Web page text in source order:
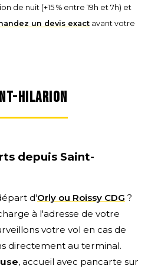
de nuit (+15 % entre 19h et 7h) et
un devis exact avant votre
HILARION
depuis Saint-
d'Orly ou Roissy CDG ?
à l'adresse de votre
votre vol en cas de
directement au terminal.
, accueil avec pancarte sur